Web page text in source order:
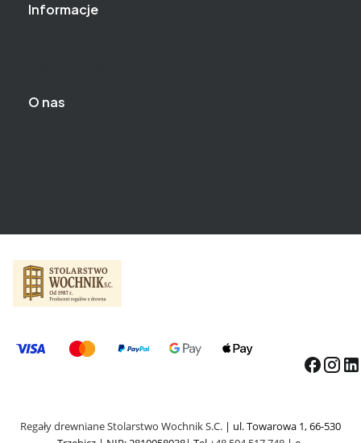
Informacje
O nas
Regały drewniane Stolarstwo Wochnik S.C. | ul. Towarowa 1, 66-530